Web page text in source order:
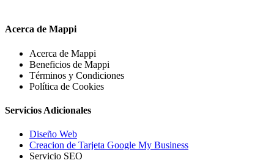
Acerca de Mappi
Acerca de Mappi
Beneficios de Mappi
Términos y Condiciones
Política de Cookies
Servicios Adicionales
Diseño Web
Creacion de Tarjeta Google My Business
Servicio SEO